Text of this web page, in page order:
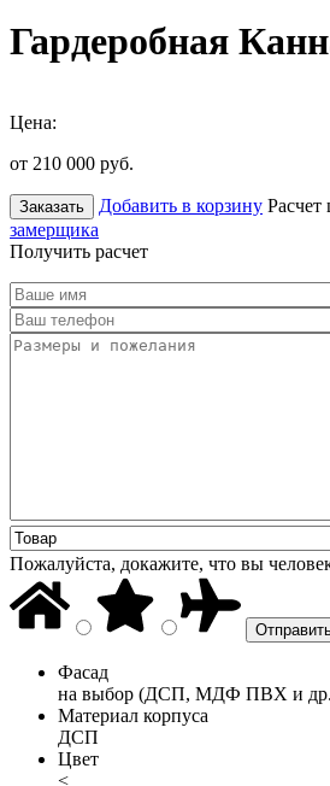
Гардеробная
Цена:
от 210 000 руб.
Заказать Добавить в корзину Расчет
замерщика
Получить расчет
Пожалуйста, докажите, что вы
Фасад
на выбор (ДСП, МДФ ПВХ и
Материал корпуса
ДСП
Цвет
<